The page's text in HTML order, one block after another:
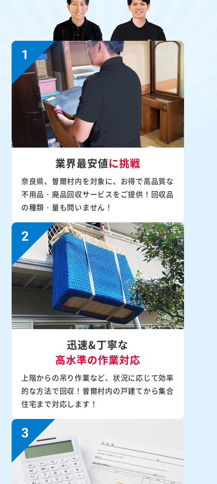
業界最安値に挑戦
奈良県、曽爾村内を対象に、お得で高品質な
不用品・廃品回収サービスをご提供！回収品
の種類・量も問いません！
迅速&丁寧な
高水準の作業対応
上階からの吊り作業など、状況に応じて効率
的な方法で回収！曽爾村内の戸建てから集合
住宅まで対応します！